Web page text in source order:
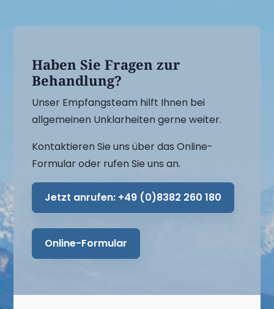
Haben Sie Fragen zur
Behandlung?
Unser Empfangsteam hilft Ihnen bei
allgemeinen Unklarheiten gerne weiter.
Kontaktieren Sie uns über das Online-
Formular oder rufen Sie uns an.
Jetzt anrufen: +49 (0)8382 260 180
Online-Formular